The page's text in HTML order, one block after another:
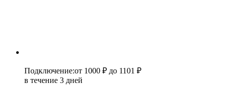
Подключение:от 1000 ₽ до 1101 ₽
в течение 3 дней